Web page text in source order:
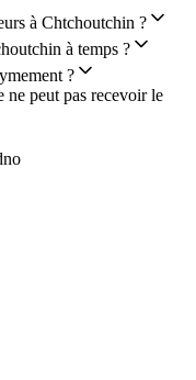
à Chtchoutchin ?
à temps ?
?
ne peut pas recevoir le